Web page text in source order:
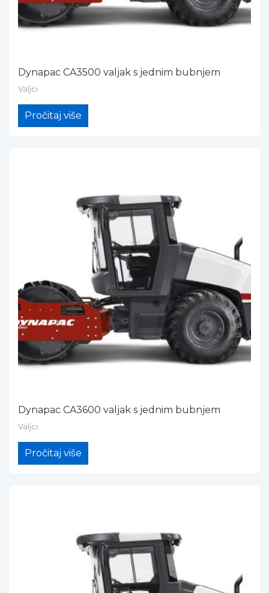
Dynapac CA3500 valjak s jednim bubnjem
Valjci
Pročitaj više
Dynapac CA3600 valjak s jednim bubnjem
Valjci
Pročitaj više